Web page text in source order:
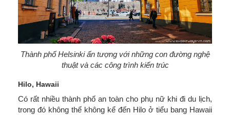
Thành phố Helsinki ấn tượng với những con đường nghệ
thuật và các công trình kiến trúc
Hilo, Hawaii
Có rất nhiều thành phố an toàn cho phụ nữ khi đi du lịch,
trong đó không thể không kể đến Hilo ở tiểu bang Hawaii